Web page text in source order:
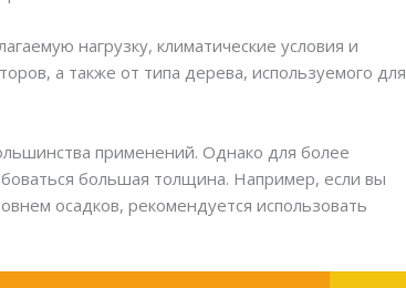
нагрузку, климатические условия и
а также от типа дерева, используемого для
применений. Однако для более
большая толщина. Например, если вы
осадков, рекомендуется использовать